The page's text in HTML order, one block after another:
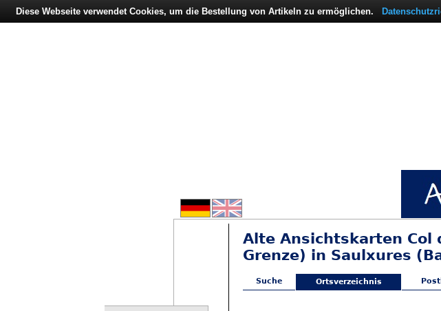
Alte Ansichtskarten Col
Grenze) in Saulxures
Suche Ortsverzeichnis
Diese Webseite verwendet Cookies, um die Bestellung von Artikeln zu ermöglichen.